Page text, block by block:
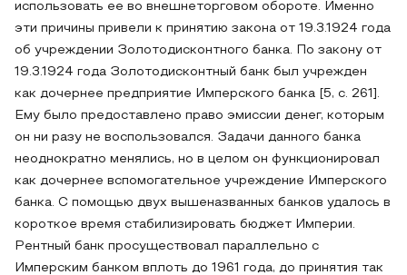
использовать ее во внешнеторговом обороте. Именно
эти причины привели к принятию закона от 19.3.1924 года
об учреждении Золотодисконтного банка. По закону от
19.3.1924 года Золотодисконтный банк был учрежден
как дочернее предприятие Имперского банка [5, с. 261].
Ему было предоставлено право эмиссии денег, которым
он ни разу не воспользовался. Задачи данного банка
неоднократно менялись, но в целом он функционировал
как дочернее вспомогательное учреждение Имперского
банка. С помощью двух вышеназванных банков удалось в
короткое время стабилизировать бюджет Империи.
Рентный банк просуществовал параллельно с
Имперским банком вплоть до 1961 года, до принятия так